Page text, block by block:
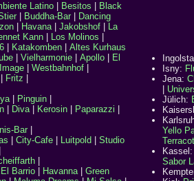
Latino Besitos
Black
| Buddha-Bar|
Dancing
Havana| Jakobshof
La
Kann Los Molinos
Katakomben
Altes Kurhaus
Vielharmonie Apollo
El
Image Westbahnhof
Fritz
| Pinguin
Diva| Kerosin Paparazzi
Bar|
City-Cafe Luitpold
Studio
El Barrio Havanna| Green
Isny:
Jena:
Jülich:
Yello
Sabor